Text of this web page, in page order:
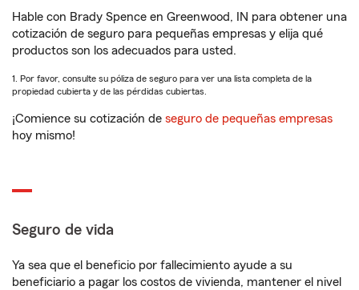
Hable con Brady Spence en Greenwood, IN para obtener una
cotización de seguro para pequeñas empresas y elija qué
productos son los adecuados para usted.
1. Por favor, consulte su póliza de seguro para ver una lista completa de la
propiedad cubierta y de las pérdidas cubiertas.
¡Comience su cotización de seguro de pequeñas empresas
hoy mismo!
Seguro de vida
Ya sea que el beneficio por fallecimiento ayude a su
beneficiario a pagar los costos de vivienda, mantener el nivel